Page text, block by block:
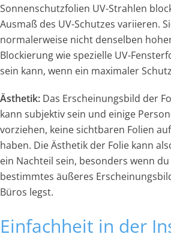
Sonnenschutzfolien UV-Strahlen
Ausmaß des UV-Schutzes variieren.
normalerweise nicht denselben
Blockierung wie spezielle UV-
sein kann, wenn ein maximaler
Ästhetik: Das Erscheinungsbild der
kann subjektiv sein und einige
vorziehen, keine sichtbaren Folien
haben. Die Ästhetik der Folie kann
ein Nachteil sein, besonders wenn
bestimmtes äußeres
Büros legst.
Einfachheit in der